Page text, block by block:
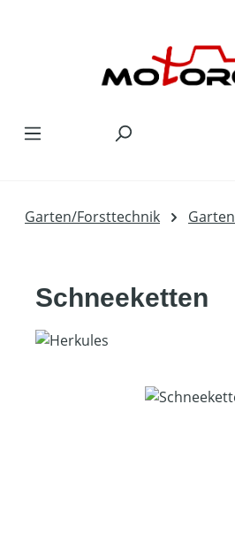
Garten/Forsttechnik Garten
Schneeketten
Bildergalerie überspringen